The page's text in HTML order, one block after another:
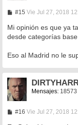
#15M
n
a
e
Vie Jul 27, 2018
Mi opinión es que ya
desde categorías
Eso al Madrid no le
Mensajes: 18573
#16MVie Jul 27, 2018